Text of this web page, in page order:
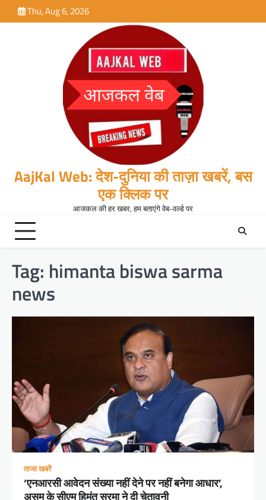
to
Thu, Aug 6, 2026
AajKal Web: देश-दुनिया की ताज़ा खबरें, बस
एक क्लिक पर
आजकल की हर खबर, हम बताएंगे वेब-वर्ल्ड पर
Tag: himanta biswa sarma
news
ताजा खबरें
‘एनआरसी आवेदन संख्या नहीं देने पर नहीं बनेगा आधार’,